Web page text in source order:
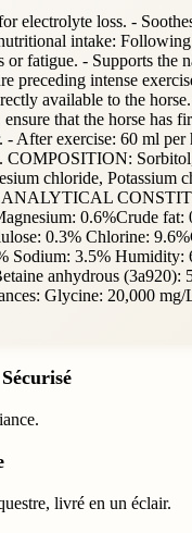
electrolyte loss. -
intake:
or fatigue. - Supports the
preceding intense
available to the
that the horse has
- After exercise: 60 ml per
COMPOSITION:
chloride, Potassium
0.6%Crude fat:
0.3% Chlorine:
Sodium: 3.5% Humidity:
anhydrous (3a920):
Glycine: 20,000 mg/
livré en un éclair.